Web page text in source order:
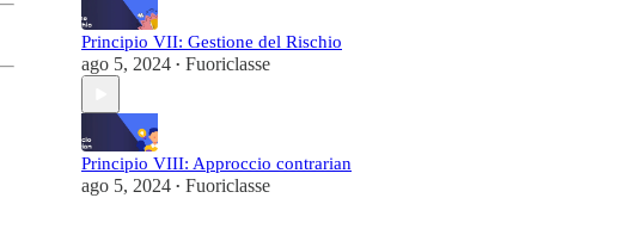
Principio VII: Gestione del Rischio
ago 5, 2024 • Fuoriclasse
Principio VIII: Approccio contrarian
ago 5, 2024 • Fuoriclasse